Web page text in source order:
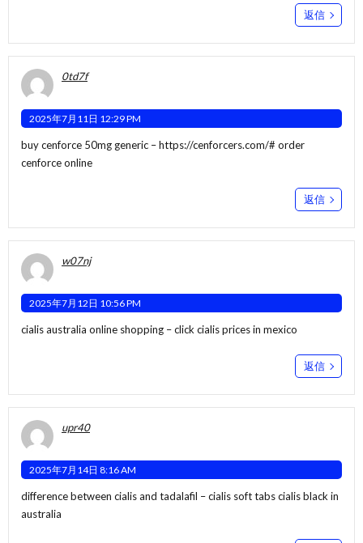
返信
0td7f
2025年7月11日 12:29 PM
buy cenforce 50mg generic –https://cenforcers.com/# order
cenforce online
返信
w07nj
2025年7月12日 10:56 PM
cialis australia online shopping –click cialis prices in mexico
返信
upr40
2025年7月14日 8:16 AM
difference between cialis and tadalafil –cialis soft tabscialis black in
australia